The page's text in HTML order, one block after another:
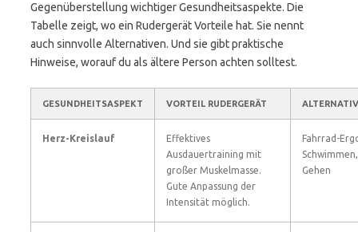
Gegenüberstellung wichtiger Gesundheitsaspekte. Die
Tabelle zeigt, wo ein Rudergerät Vorteile hat. Sie nennt
auch sinnvolle Alternativen. Und sie gibt praktische
Hinweise, worauf du als ältere Person achten solltest.
GESUNDHEITSASPEKT VORTEIL RUDERGERÄT
Herz-Kreislauf
Effektives
Ausdauertraining mit
großer Muskelmasse.
Gute Anpassung der
Intensität möglich.
Fahrrad-
Gehen